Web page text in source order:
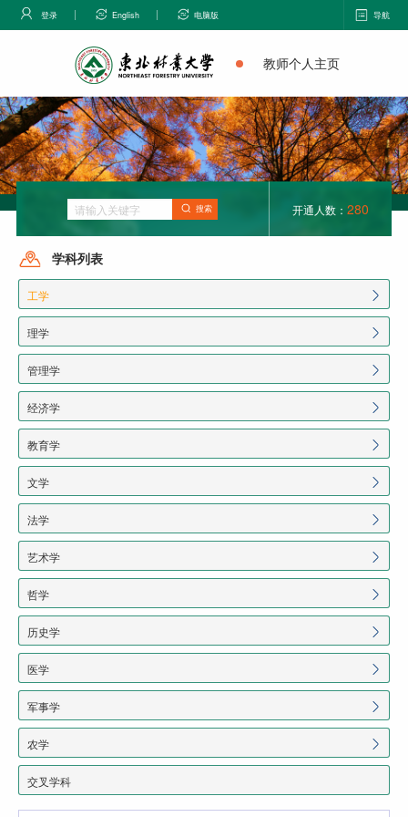
登录 English 电脑版 导航
教师个人主页
搜索 开通人数： 280
学科列表
工学
理学
管理学
经济学
教育学
文学
法学
艺术学
哲学
历史学
医学
军事学
农学
交叉学科